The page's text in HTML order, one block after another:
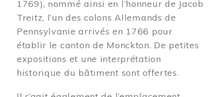
1769), nommé ainsi en l’honneur de Jacob
Treitz, l’un des colons Allemands de
Pennsylvanie arrivés en 1766 pour
établir le canton de Monckton. De petites
expositions et une interprétation
historique du bâtiment sont offertes.